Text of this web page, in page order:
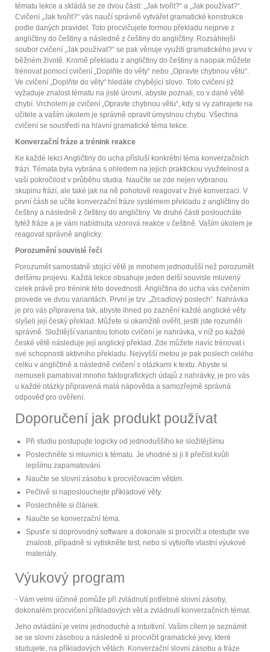
tématu lekce a skládá se ze dvou částí: „Jak tvořit?“ a „Jak používat?“.
Cvičení „Jak tvořit?“ vás naučí správně vytvářet gramatické konstrukce
podle daných pravidel. Toto procvičujete formou překladu nejprve z
angličtiny do češtiny a následně z češtiny do angličtiny. Rozsáhlejší
soubor cvičení „Jak používat?“ se pak věnuje využití gramatického jevu v
běžném životě. Kromě překladu z angličtiny do češtiny a naopak můžete
trénovat pomocí cvičení „Doplňte do věty“ nebo „Opravte chybnou větu“.
Ve cvičení „Doplňte do věty“ hledáte chybějící slovo. Toto cvičení již
vyžaduje znalost tématu na jisté úrovni, abyste poznali, co v dané větě
chybí. Vrcholem je cvičení „Opravte chybnou větu“, kdy si vy zahrajete na
učitele a vaším úkolem je správně opravit úmyslnou chybu. Všechna
cvičení se soustředí na hlavní gramatické téma lekce.
Konverzační fráze a trénink reakce
Ke každé lekci Angličtiny do ucha přísluší konkrétní téma konverzačních
frází. Témata byla vybrána s ohledem na jejich praktickou využitelnost a
vaši pokročilost v průběhu studia. Naučíte se zde nejen vybranou
skupinu frází, ale také jak na ně pohotově reagovat v živé konverzaci. V
první části se učíte konverzační fráze systémem překladu z angličtiny do
češtiny a následně z češtiny do angličtiny. Ve druhé části posloucháte
tytéž fráze a je vám nabídnuta vzorová reakce v češtině. Vaším úkolem je
reagovat správně anglicky.
Porozumění souvislé řeči
Porozumět samostatně stojící větě je mnohem jednodušší než porozumět
delšímu projevu. Každá lekce obsahuje jeden delší souvisle mluvený
celek právě pro trénink této dovednosti. Angličtina do ucha vás cvičením
provede ve dvou variantách. První je tzv. „Zrcadlový poslech“. Nahrávka
je pro vás připravena tak, abyste ihned po zaznění každé anglické věty
slyšeli její český překlad. Můžete si okamžitě ověřit, jestli jste rozuměli
správně. Složitější variantou tohoto cvičení je nahrávka, v níž po každé
české větě následuje její anglický překlad. Zde můžete navíc trénovat i
své schopnosti aktivního překladu. Nejvyšší metou je pak poslech celého
celku v angličtině a následně cvičení s otázkami k textu. Abyste si
nemuseli pamatovat mnoho faktografických údajů z nahrávky, je pro vás
u každé otázky připravená malá nápověda a samozřejmě správná
odpověď pro ověření.
Doporučení jak produkt používat
Při studiu postupujte logicky od jednoduššího ke složitějšímu
Poslechněte si mluvnici k tématu. Je vhodné si ji Ii přečíst kvůli
lepšímu zapamatování.
Naučte se slovní zásobu k procvičovacím větám.
Pečlivě si naposlouchejte příkladové věty.
Poslechněte si článek.
Naučte se konverzační téma.
Spusťe si doprovodný software a dokonale si procvičt a otestujte sve
znalosti, případně si vytiskněte test, nebo si vytvořte vlastní výukové
materiály.
Výukový program
- Vám velmi účinně pomůže při zvládnutí potřebné slovní zásoby,
dokonalém procvičení příkladových vět a zvládnutí konverzačních témat.
Jeho ovládání je velmi jednoduché a intuitivní. Vašim cílem je seznámit
se se slovní zásobou a následně si procvičit gramatické jevy, které
studujete, na příkladových větách. Konverzační slovní zásobu a fráze